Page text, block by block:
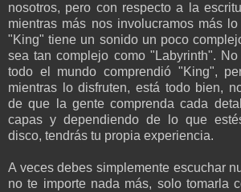
nosotros, pero con respecto a la
mientras más nos involucramos más
"King" tiene un sonido un poco
sea tan complejo como "Labyrinth".
todo el mundo comprendió "King",
mientras lo disfruten, está todo bien,
de que la gente comprenda cada
capas y dependiendo de lo que
disco, tendrás tu propia experiencia.
A veces debes simplemente escuchar
no te importe nada más, solo tomarla